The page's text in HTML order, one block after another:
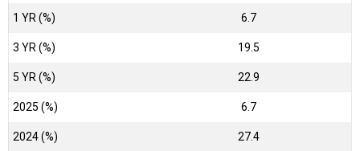
1 YR (%) 6.7
3 YR (%) 19.5
5 YR (%) 22.9
2025 (%) 6.7
2024 (%) 27.4